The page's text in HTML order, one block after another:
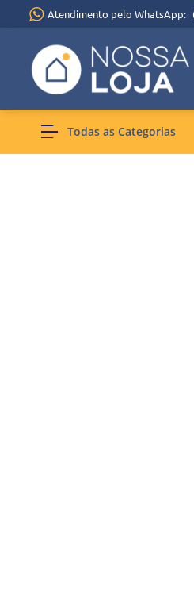
Atendimento pelo WhatsApp:
Todas as Categorias